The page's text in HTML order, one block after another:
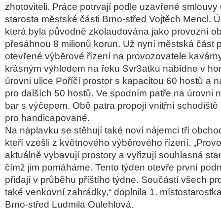
zhotoviteli. Práce potrvají podle uzavřené smlouvy
starosta městské části Brno-střed Vojtěch Mencl.
která byla původně zkolaudována jako provozní
přesáhnou 8 milionů korun. Už nyní městská část
otevřené výběrové řízení na provozovatele
krásným výhledem na řeku Svr3atku nabídne v
úrovni ulice Poříčí prostor s kapacitou 60 hostů a
pro dalších 50 hostů. Ve spodním patře na úrovni
bar s výčepem. Obě patra propojí vnitřní
pro handicapované.
Na náplavku se stěhují také noví nájemci tří
kteří vzešli z květnového výběrového řízení.
aktuálně vybavují prostory a vyřizují souhlasná
čímž jim pomáháme. Tento týden otevře první
přidají v průběhu příštího týdne. Součástí všech
také venkovní zahrádky,“ doplnila 1.
Brno-střed Ludmila Oulehlová.